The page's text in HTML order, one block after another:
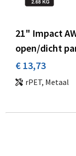
21" Impact
open/dicht
€ 13,73
rPET, Metaal